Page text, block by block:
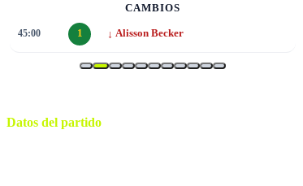
CAMBIOS
45:00 1 ↓ Alisson Becker
Datos del partido